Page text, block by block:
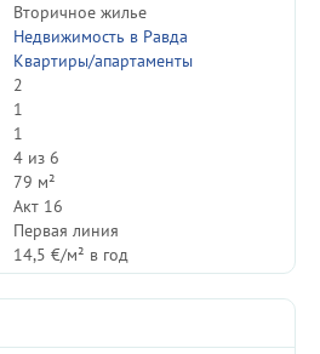
Вторичное жилье
Недвижимость в Равда
Квартиры/апартаменты
2
1
1
4 из 6
79 м²
Акт 16
Первая линия
14,5 €/м² в год